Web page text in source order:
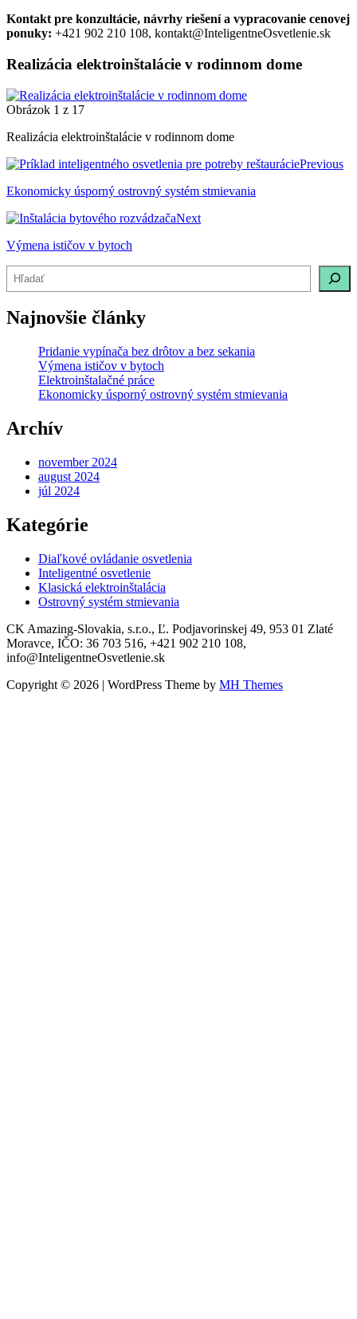
Kontakt pre konzultácie, návrhy riešení a vypracovanie cenovej
ponuky: +421 902 210 108, kontakt@InteligentneOsvetlenie.sk
Realizácia elektroinštalácie v rodinnom dome
Obrázok 1 z 17
Realizácia elektroinštalácie v rodinnom dome
Previous
Ekonomicky úsporný ostrovný systém stmievania
Next
Výmena ističov v bytoch
Hľadať
Najnovšie články
Pridanie vypínača bez drôtov a bez sekania
Výmena ističov v bytoch
Elektroinštalačné práce
Ekonomicky úsporný ostrovný systém stmievania
Archív
november 2024
august 2024
júl 2024
Kategórie
Diaľkové ovládanie osvetlenia
Inteligentné osvetlenie
Klasická elektroinštalácia
Ostrovný systém stmievania
CK Amazing-Slovakia, s.r.o., Ľ. Podjavorinskej 49, 953 01 Zlaté
Moravce, IČO: 36 703 516, +421 902 210 108,
info@InteligentneOsvetlenie.sk
Copyright © 2026 | WordPress Theme by MH Themes